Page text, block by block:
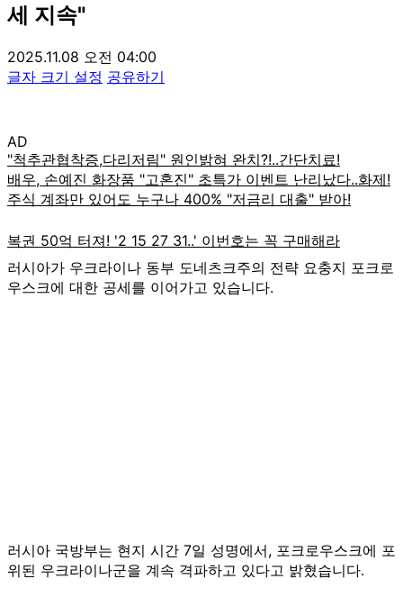
세 지속"
2025.11.08 오전 04:00
글자 크기 설정 공유하기
AD
러시아가 우크라이나 동부 도네츠크주의 전략 요충지 포크로
우스크에 대한 공세를 이어가고 있습니다.
러시아 국방부는 현지 시간 7일 성명에서, 포크로우스크에 포
위된 우크라이나군을 계속 격파하고 있다고 밝혔습니다.